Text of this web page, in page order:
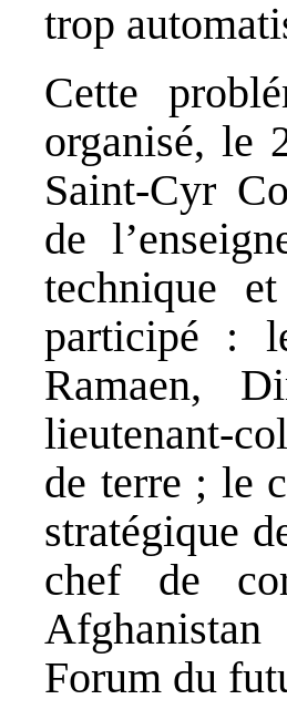
trop
Cette
organisé, le
Saint-Cyr
de
technique
participé :
Ramaen,
lieutenant-
de terre ; le
stratégique
chef de
Forum du